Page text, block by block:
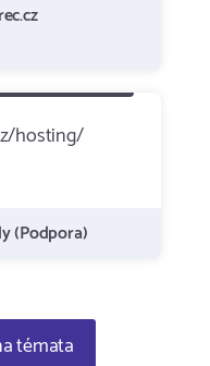
hosting/
(Podpora)
témata